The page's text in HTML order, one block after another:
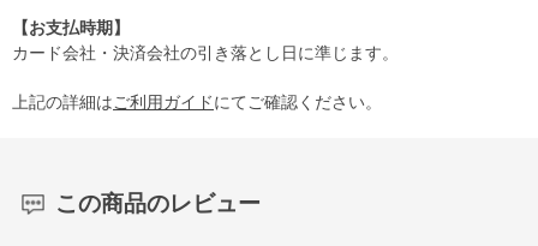
【お支払時期】
カード会社・決済会社の引き落とし日に準じます。
上記の詳細はご利用ガイドにてご確認ください。
この商品のレビュー